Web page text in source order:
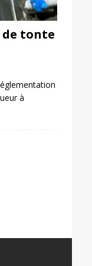
de tonte
à